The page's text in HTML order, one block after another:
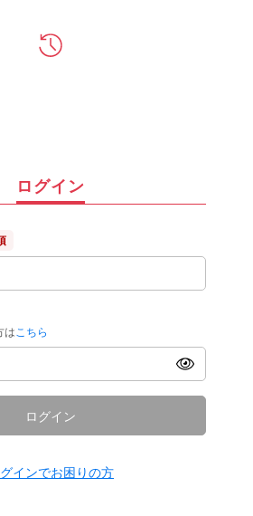
ログイン
は こちら
ログイン
インでお困りの方